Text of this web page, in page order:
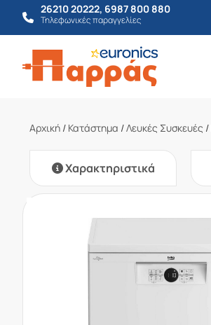
26210 20222, 6987 800 880
Τηλεφωνικές παραγγελίες
Αρχική / Κατάστημα /Λευκές Συσκευές /
Χαρακτηριστικά